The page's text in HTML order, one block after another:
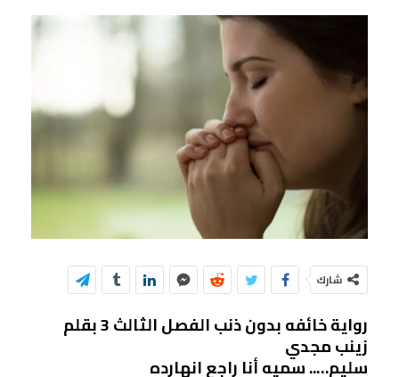
شارك
رواية خائفه بدون ذنب الفصل الثالث 3 بقلم
زينب مجدي
سليم….. سميه أنا راجع انهارده